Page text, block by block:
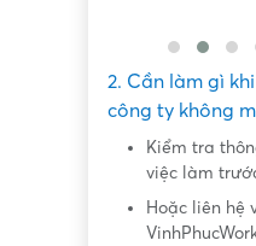
2. Cần làm gì
công ty không
Kiểm tra
việc làm
Hoặc liên hệ